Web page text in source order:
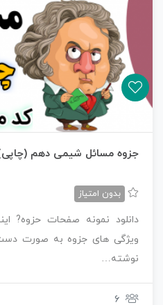
جزوه مسائل شیمی دهم
بدون امتیاز
دانلود نمونه صفحات حزوه?
ویژگی های جزوه به صورت
نوشته…
6